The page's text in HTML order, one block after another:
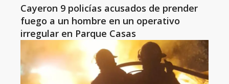
Cayeron 9 policías acusados de prender
fuego a un hombre en un operativo
irregular en Parque Casas